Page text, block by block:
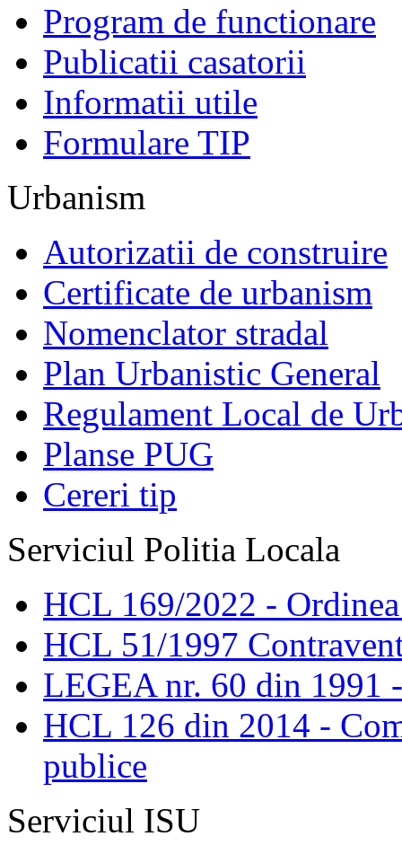
Program de functionare
Publicatii casatorii
Informatii utile
Formulare TIP
Urbanism
Autorizatii de construire
Certificate de urbanism
Nomenclator stradal
Plan Urbanistic General
Regulament Local de
Planse PUG
Cereri tip
Serviciul Politia Locala
HCL 169/2022 -
HCL 51/1997
LEGEA nr. 60 din 1991
HCL 126 din 2014 -
publice
Serviciul ISU